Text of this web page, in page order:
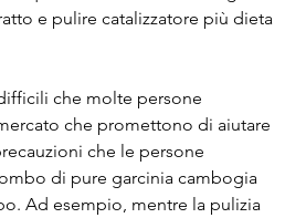
e pulire catalizzatore più dieta
che molte persone
che promettono di aiutare
che le persone
di pure garcinia cambogia
Ad esempio, mentre la pulizia